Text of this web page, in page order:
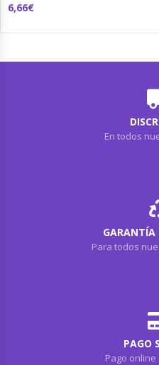
6,66€
En todos
GARANTÍA
Para todos
PAGO
Pago online